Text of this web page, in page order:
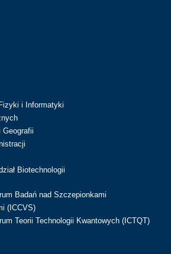
i Informatyki
Geografii
Biotechnologii
Badań nad Szczepionkami
(ICCVS)
Teorii Technologii Kwantowych (ICTQT)